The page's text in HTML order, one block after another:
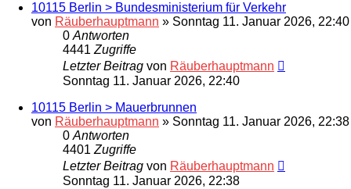
10115 Berlin > Bundesministerium für Verkehr
von Räuberhauptmann » Sonntag 11. Januar 2026, 22:40
0 Antworten
4441 Zugriffe
Letzter Beitrag von Räuberhauptmann
Sonntag 11. Januar 2026, 22:40
10115 Berlin > Mauerbrunnen
von Räuberhauptmann » Sonntag 11. Januar 2026, 22:38
0 Antworten
4401 Zugriffe
Letzter Beitrag von Räuberhauptmann
Sonntag 11. Januar 2026, 22:38